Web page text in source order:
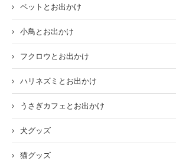
ペットとお出かけ
小鳥とお出かけ
フクロウとお出かけ
ハリネズミとお出かけ
うさぎカフェとお出かけ
犬グッズ
猫グッズ